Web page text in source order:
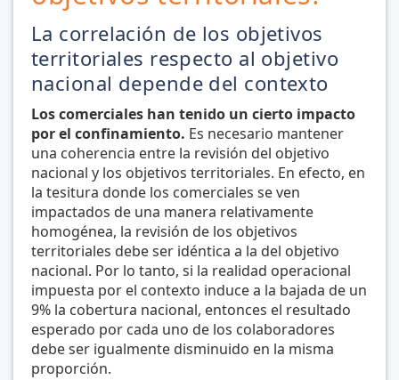
La correlación de los objetivos
territoriales respecto al objetivo
nacional depende del contexto
Los comerciales han tenido un cierto impacto
por el confinamiento. Es necesario mantener
una coherencia entre la revisión del objetivo
nacional y los objetivos territoriales. En efecto, en
la tesitura donde los comerciales se ven
impactados de una manera relativamente
homogénea, la revisión de los objetivos
territoriales debe ser idéntica a la del objetivo
nacional. Por lo tanto, si la realidad operacional
impuesta por el contexto induce a la bajada de un
9% la cobertura nacional, entonces el resultado
esperado por cada uno de los colaboradores
debe ser igualmente disminuido en la misma
proporción.